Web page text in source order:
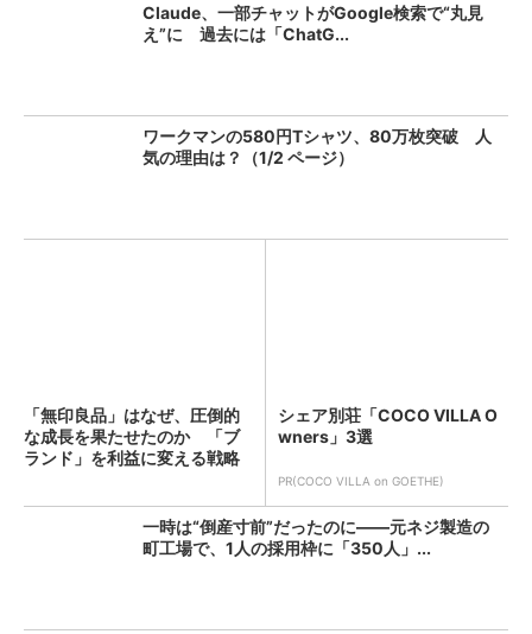
Claude、一部チャットがGoogle検索で“丸見
え”に 過去には「ChatG...
ワークマンの580円Tシャツ、80万枚突破 人
気の理由は？（1/2 ページ）
「無印良品」はなぜ、圧倒的
な成長を果たせたのか 「ブ
ランド」を利益に変える戦略
シェア別荘「COCO VILLA O
wners」3選
PR(COCO VILLA on GOETHE)
一時は“倒産寸前”だったのに――元ネジ製造の
町工場で、1人の採用枠に「350人」...